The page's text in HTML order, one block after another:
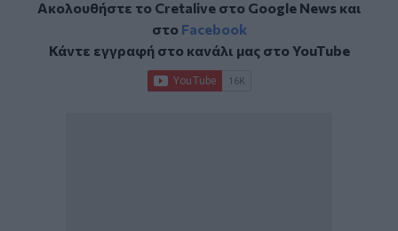
Ακολουθήστε το Cretalive στο Google Newsκαι
στο Facebook
Κάντε εγγραφή στο κανάλι μας στοYouTube